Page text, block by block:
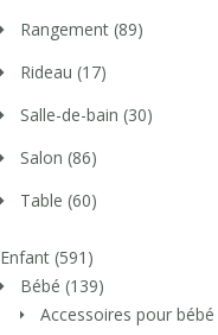
Rangement (89)
Rideau (17)
Salle-de-bain (30)
Salon (86)
Table (60)
Enfant (591)
Bébé (139)
Accessoires pour bébé